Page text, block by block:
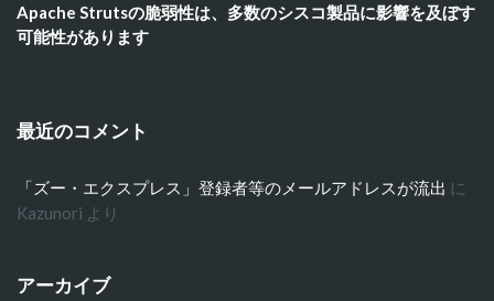
Apache Strutsの脆弱性は、多数のシスコ製品に影響を及ぼす
可能性があります
最近のコメント
「ズー・エクスプレス」登録者等のメールアドレスが流出 に
Kazunori より
アーカイブ